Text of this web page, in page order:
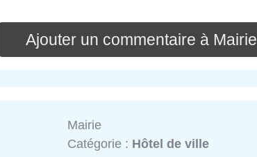
Ajouter un commentaire à Mairie
Mairie
Catégorie : Hôtel de ville